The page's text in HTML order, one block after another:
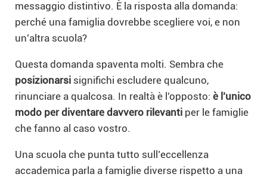
messaggio distintivo. È la risposta alla domanda:
perché una famiglia dovrebbe scegliere voi, e non
un’altra scuola?
Questa domanda spaventa molti. Sembra che
posizionarsi significhi escludere qualcuno,
rinunciare a qualcosa. In realtà è l’opposto: è l’unico
modo per diventare davvero rilevanti per le famiglie
che fanno al caso vostro.
Una scuola che punta tutto sull’eccellenza
accademica parla a famiglie diverse rispetto a una